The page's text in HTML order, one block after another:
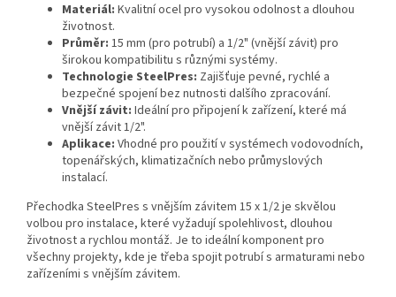
Materiál: Kvalitní ocel pro vysokou odolnost a dlouhou
životnost.
Průměr: 15 mm (pro potrubí) a 1/2" (vnější závit) pro
širokou kompatibilitu s různými systémy.
Technologie SteelPres: Zajišťuje pevné, rychlé a
bezpečné spojení bez nutnosti dalšího zpracování.
Vnější závit: Ideální pro připojení k zařízení, které má
vnější závit 1/2".
Aplikace: Vhodné pro použití v systémech vodovodních,
topenářských, klimatizačních nebo průmyslových
instalací.
Přechodka SteelPres s vnějším závitem 15 x 1/2 je skvělou
volbou pro instalace, které vyžadují spolehlivost, dlouhou
životnost a rychlou montáž. Je to ideální komponent pro
všechny projekty, kde je třeba spojit potrubí s armaturami nebo
zařízeními s vnějším závitem.